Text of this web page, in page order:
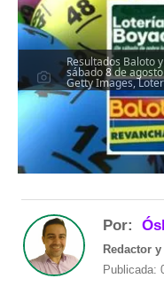
Resultados Baloto
sábado 8 de
Getty Images,
Por:
Redactor
Publicada: